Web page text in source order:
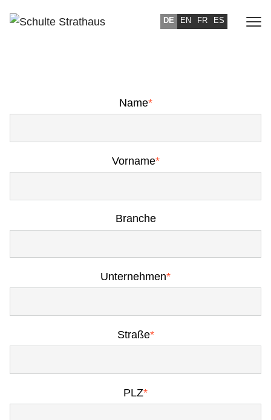
DE EN FR ES
Name*
Vorname*
Branche
Unternehmen*
Straße*
PLZ*